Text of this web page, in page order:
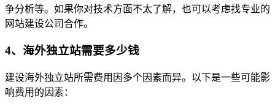
争分析等。如果你对技术方面不太了解，也可以考虑找专业的
网站建设公司合作。
4、海外独立站需要多少钱
建设海外独立站所需费用因多个因素而异。以下是一些可能影
响费用的因素：